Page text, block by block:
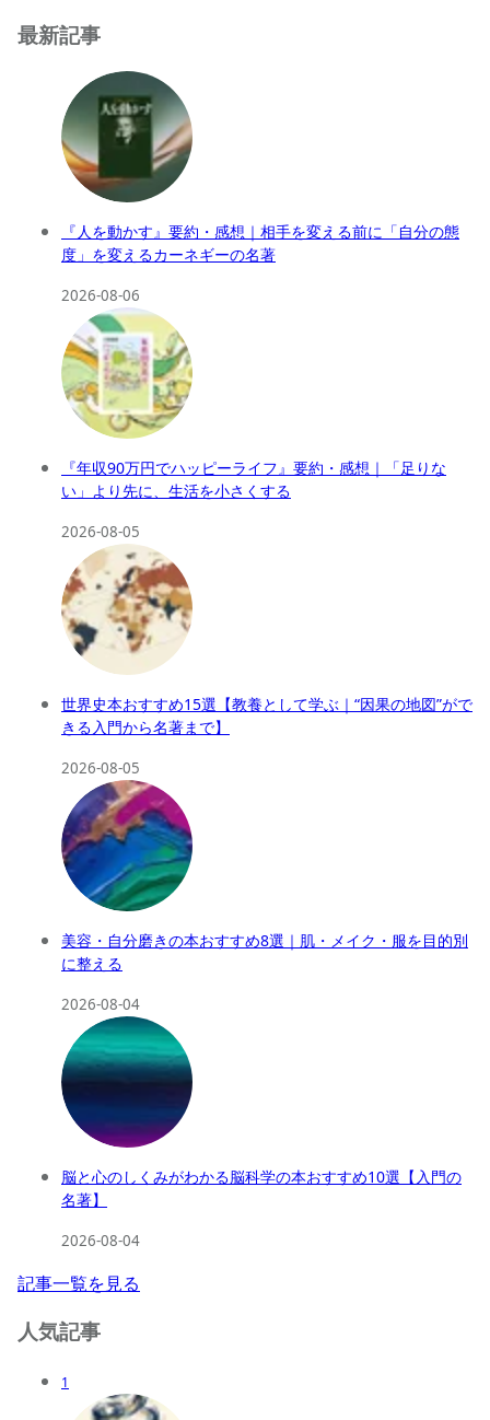
最新記事
『人を動かす』要約・感想｜相手を変える前に「自分の態
度」を変えるカーネギーの名著
2026-08-06
『年収90万円でハッピーライフ』要約・感想｜「足りな
い」より先に、生活を小さくする
2026-08-05
世界史本おすすめ15選【教養として学ぶ｜“因果の地図”がで
きる入門から名著まで】
2026-08-05
美容・自分磨きの本おすすめ8選｜肌・メイク・服を目的別
に整える
2026-08-04
脳と心のしくみがわかる脳科学の本おすすめ10選【入門の
名著】
2026-08-04
記事一覧を見る
人気記事
1